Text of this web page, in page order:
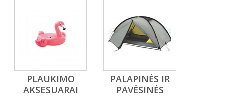
PLAUKIMO
AKSESUARAI
PALAPINĖS IR
PAVĖSINĖS